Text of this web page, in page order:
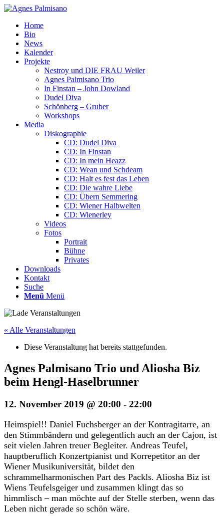
Home
Bio
News
Kalender
Projekte
Nestroy und DIE FRAU Weiler
Agnes Palmisano Trio
In Finstan – John Dowland
Dudel Diva
Schönberg – Gruber
Workshops
Media
Diskographie
CD: Dudel Diva
CD: In Finstan
CD: In mein Heazz
CD: Wean und Schdeam
CD: Halt es fest das Leben
CD: Die wahre Liebe
CD: Übern Semmering
CD: Wiener Halbwelten
CD: Wienerley
Videos
Fotos
Portrait
Bühne
Privates
Downloads
Kontakt
Suche
Menü Menü
« Alle Veranstaltungen
Diese Veranstaltung hat bereits stattgefunden.
Agnes Palmisano Trio und Aliosha Biz
beim Hengl-Haselbrunner
12. November 2019 @ 20:00 - 22:00
Heimspiel!! Daniel Fuchsberger an der Kontragitarre, an
den Stimmbändern und gelegentlich auch an der Cajon, ist
seit vielen Jahren treuer Begleiter. Andreas Teufel,
hauptberuflich Konzertpianist und Korrepetitor an der
Wiener Musikuniversität, bildet den
schrammelharmonischen Part des Packls. Aliosha Biz ist
Wiens Teufelsgeiger und zusammen klingt das so
himmlisch – man möchte auf der Stelle sterben, wenn das
Leben nicht gerade so schön wäre.